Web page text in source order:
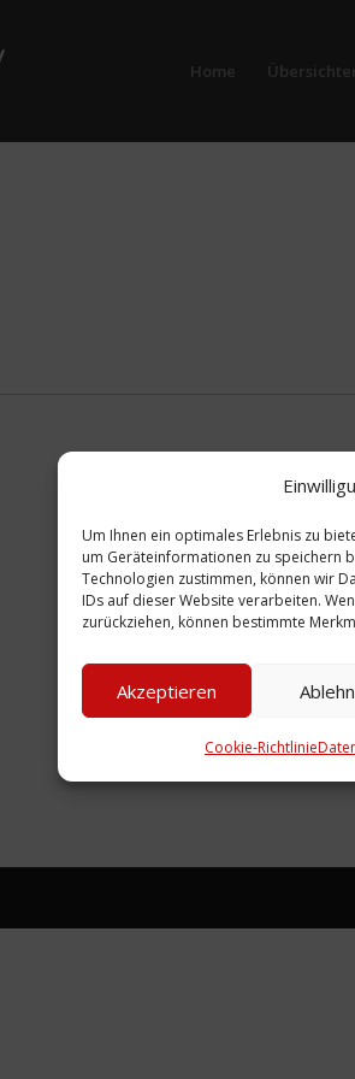
Um Ihnen ein optimales Erlebnis zu
um Geräteinformationen zu speichern
Technologien zustimmen, können wir
IDs auf dieser Website verarbeiten.
zurückziehen, können bestimmte
Akzeptieren
Cookie-Richtlinie
Home